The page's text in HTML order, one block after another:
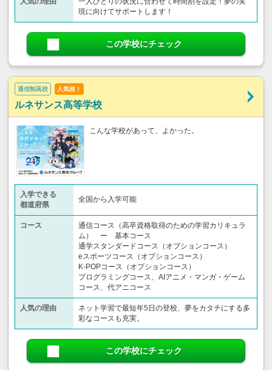
現に向けてサポートします！
この学校にチェック
通信制高校 人気校！
ルネサンス高等学校
こんな学校があって、よかった。
入学できる
都道府県
全国から入学可能
コース
通信コース（高卒資格取得のための学習カリキュラ
ム） ー 基本コース
通学スタンダードコース（オプションコース）
eスポーツコース（オプションコース）
K-POPコース（オプションコース）
プログラミングコース、AIアニメ・マンガ・ゲーム
コース、代アニコース
人気の理由
ネット学習で最短年5日の登校、夢をカタチにする多
彩なコースも充実。
この学校にチェック